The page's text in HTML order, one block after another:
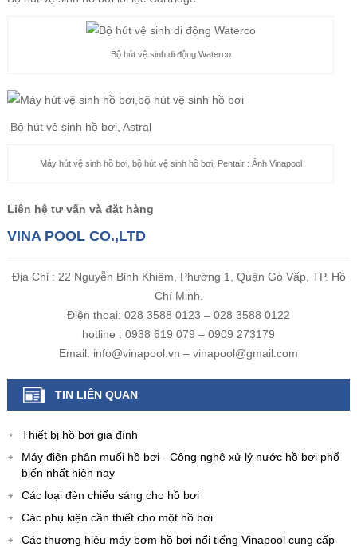
Bộ hút vệ sinh di động Waterco
Bộ hút vệ sinh hồ bơi, Astral
Máy hút vệ sinh hồ bơi, bộ hút vệ sinh hồ bơi, Pentair : Ảnh Vinapool
Liên hệ tư vấn và đặt hàng
VINA POOL CO.,LTD
Địa Chỉ : 22 Nguyễn Bỉnh Khiêm, Phường 1, Quận Gò Vấp, TP. Hồ
Chí Minh.
Điện thoại: 028 3588 0123 – 028 3588 0122
hotline : 0938 619 079 – 0909 273179
Email: info@vinapool.vn – vinapool@gmail.com
TIN LIÊN QUAN
Thiết bị hồ bơi gia đình
Máy điện phân muối hồ bơi - Công nghệ xử lý nước hồ bơi phổ
biến nhất hiện nay
Các loại đèn chiếu sáng cho hồ bơi
Các phụ kiện cần thiết cho một hồ bơi
Các thương hiệu máy bơm hồ bơi nổi tiếng Vinapool cung cấp